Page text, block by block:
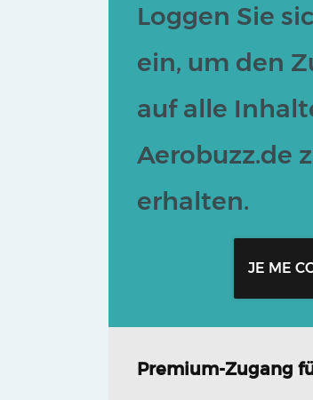
Loggen Sie
ein, um den
auf alle
Aerobuzz.de
erhalten.
JE ME
Premium-Zugang